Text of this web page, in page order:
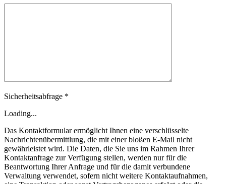
Sicherheitsabfrage *
Loading...
Das Kontaktformular ermöglicht Ihnen eine verschlüsselte
Nachrichtenübermittlung, die mit einer bloßen E-Mail nicht
gewährleistet wird. Die Daten, die Sie uns im Rahmen Ihrer
Kontaktanfrage zur Verfügung stellen, werden nur für die
Beantwortung Ihrer Anfrage und für die damit verbundene
Verwaltung verwendet, sofern nicht weitere Kontaktaufnahmen,